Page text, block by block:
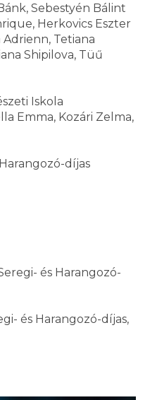
Sebestyén Bálint
Herkovics Eszter
Adrienn, Tetiana
Shipilova, Tüű
Iskola
Emma, Kozári Zelma,
díjas
és Harangozó-
és Harangozó-díjas,